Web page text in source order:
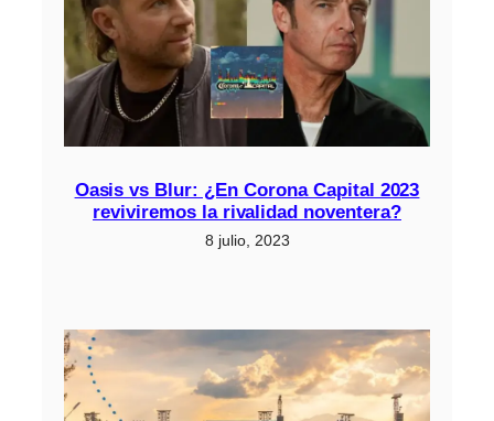
Oasis vs Blur: ¿En Corona Capital 2023
reviviremos la rivalidad noventera?
8 julio, 2023